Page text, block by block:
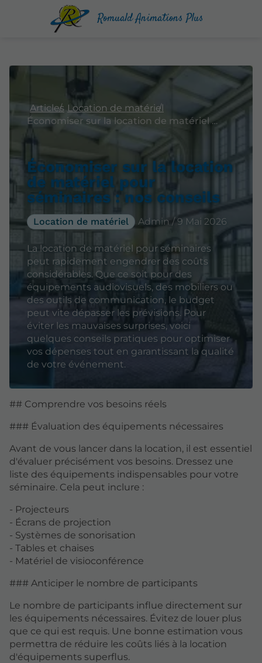
Romuald Animations Plus
Articles Location de matériel
Économiser sur la location de matériel pour séminaires : nos conseils
Économiser sur la location
de matériel pour
séminaires : nos conseils
Location de matériel Admin / 9 Mai 2026
La location de matériel pour séminaires
peut rapidement engendrer des coûts
considérables. Que ce soit pour des
équipements audiovisuels, des mobiliers ou
des outils de communication, le budget
peut vite dépasser les prévisions. Pour
éviter les mauvaises surprises, voici
quelques conseils pratiques pour optimiser
vos dépenses tout en garantissant la qualité
de votre événement.
## Comprendre vos besoins réels
### Évaluation des équipements nécessaires
Avant de vous lancer dans la location, il est essentiel
d'évaluer précisément vos besoins. Dressez une
liste des équipements indispensables pour votre
séminaire. Cela peut inclure :
- Projecteurs
- Écrans de projection
- Systèmes de sonorisation
- Tables et chaises
- Matériel de visioconférence
### Anticiper le nombre de participants
Le nombre de participants influe directement sur
les équipements nécessaires. Évitez de louer plus
que ce qui est requis. Une bonne estimation vous
permettra de réduire les coûts liés à la location
d'équipements superflus.